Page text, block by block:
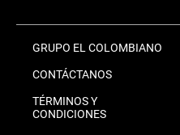
GRUPO EL COLOMBIANO
CONTÁCTANOS
TÉRMINOS Y
CONDICIONES